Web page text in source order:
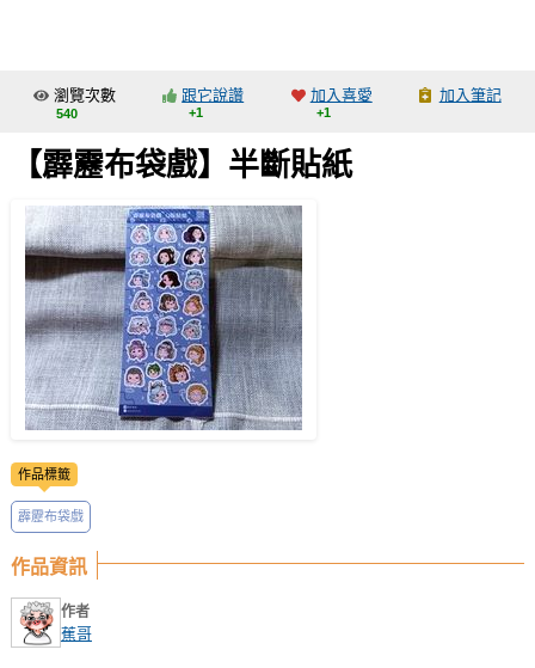
交流中心
攤位轉讓區
會員中心
註冊會員
登入
瀏覽次數
540
跟它說讚
+1
加入喜愛
+1
加入筆記
【霹靂布袋戲】半斷貼紙
作品標籤
霹靂布袋戲
作品資訊
作者
蕉哥